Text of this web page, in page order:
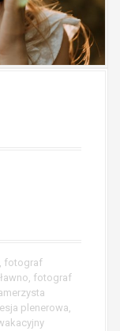
, fotograf
, fotograf
plenerowa,